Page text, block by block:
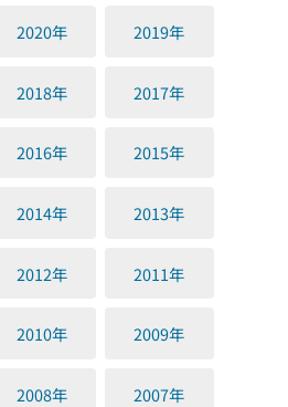
2020年 2019年
2018年 2017年
2016年 2015年
2014年 2013年
2012年 2011年
2010年 2009年
2008年 2007年